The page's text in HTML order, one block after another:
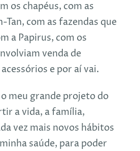
os chapéus, com as
Tan, com as fazendas que
a Papirus, com os
venda de
e por aí vai.
meu grande projeto do
a vida, a família,
vez mais novos hábitos
saúde, para poder